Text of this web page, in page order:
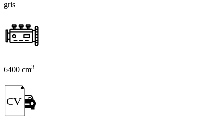
gris
6400 cm3
CV